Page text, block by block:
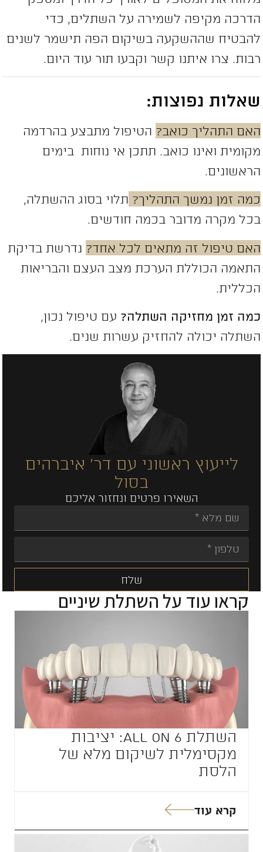
מקיפה לשמירה על השתלים, כדי
שההשקעה בשיקום הפה תישמר לשנים
צרו איתנו קשר וקבעו תור עוד היום.
נפוצות:
התהליך כואב?הטיפול מתבצע בהרדמה
ואינו כואב. תתכן אי נוחות בימים
זמן נמשך התהליך?תלוי בסוג ההשתלה,
מקרה מדובר בכמה חודשים.
טיפול זה מתאים לכל אחד?נדרשת בדיקת
הכוללת הערכת מצב העצם והבריאות
זמן מחזיקה השתלה?עם טיפול נכון,
יכולה להחזיק עשרות שנים.
לייעוץ ראשוני עם דר' איברהים
בסול
השאירו פרטים ונחזור אליכם
שלח
Alternative:
קראו עוד עלהשתלת שיניים
השתלת All on 6: יציבות
מקסימלית לשיקום מלא של
הלסת
קרא עוד